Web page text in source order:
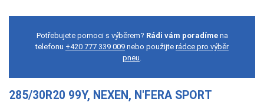
Potřebujete pomoci s výběrem? Rádi vám poradímena
telefonu +420 777 339 009 nebo použijte rádce pro výběr
pneu.
285/30R20 99Y, NEXEN, N'FERA SPORT